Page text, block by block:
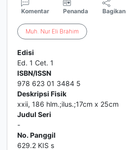
Komentar Penanda Bagikan
Muh. Nur Eli Brahim
Edisi
Ed. 1 Cet. 1
ISBN/ISSN
978 623 01 3484 5
Deskripsi Fisik
xxii, 186 hlm.;ilus.;17cm x 25cm
Judul Seri
-
No. Panggil
629.2 KIS s